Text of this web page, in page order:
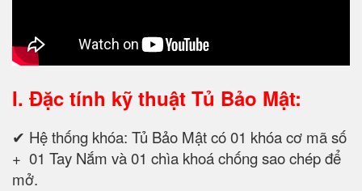
I. Đặc tính kỹ thuật Tủ Bảo Mật:
✔ Hệ thống khóa: Tủ Bảo Mật có 01 khóa cơ mã số
+ 01 Tay Nắm và 01 chìa khoá chống sao chép để
mở.